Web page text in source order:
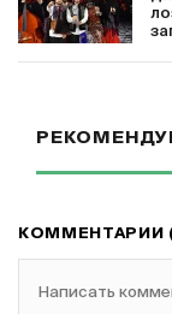
КОММЕНТАРИИ
Написать